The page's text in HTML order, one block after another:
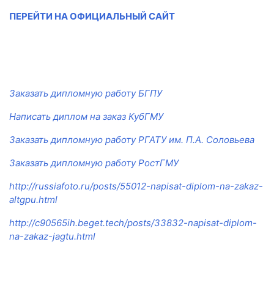
ПЕРЕЙТИ НА ОФИЦИАЛЬНЫЙ САЙТ
Заказать дипломную работу БГПУ
Написать диплом на заказ КубГМУ
Заказать дипломную работу РГАТУ им. П.А. Соловьева
Заказать дипломную работу РостГМУ
http://russiafoto.ru/posts/55012-napisat-diplom-na-zakaz-
altgpu.html
http://c90565ih.beget.tech/posts/33832-napisat-diplom-
na-zakaz-jagtu.html